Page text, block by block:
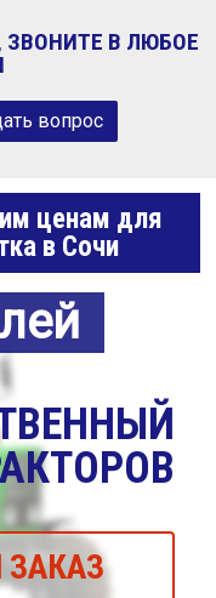
В ЛЮБОЕ
вопрос
ценам для
в Сочи